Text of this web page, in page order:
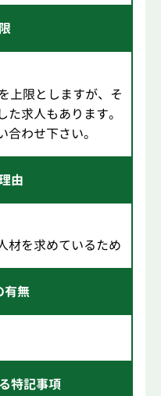
上限としますが、そ
求人もあります。
わせ下さい。
由
材を求めているため
有無
特記事項